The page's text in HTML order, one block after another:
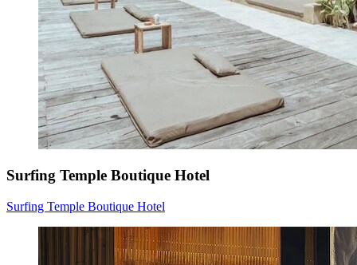
Surfing Temple Boutique Hotel
Surfing Temple Boutique Hotel